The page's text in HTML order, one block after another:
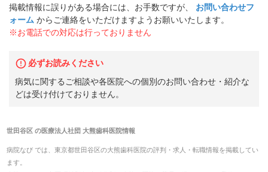
掲載情報に誤りがある場合には、お手数ですが、
お問い合わせフ
ォーム からご連絡をいただけますようお願いいたします。
※お電話での対応は行っておりません
必ずお読みください
病気に関するご相談や各医院への個別のお問い合わせ・紹介な
どは受け付けておりません。
世田谷区の医療法人社団 大熊歯科医院情報
病院なび では、 東京都世田谷区の大熊歯科医院の評判・求人・転職情報を掲載してい
ます。